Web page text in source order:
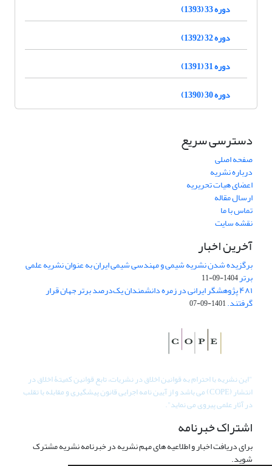
دوره 33 (1393)
دوره 32 (1392)
دوره 31 (1391)
دوره 30 (1390)
دسترسی سریع
صفحه اصلی
درباره نشریه
اعضای هیات تحریریه
ارسال مقاله
تماس با ما
نقشه سایت
آخرین اخبار
برگزیده شدن نشریه شیمی و مهندسی شیمی ایران به عنوان نشریه علمی
برتر1404-09-11
۴۸۱ پژوهشگر ایرانی در زمره دانشمندان یک‌درصد برتر جهان قرار
گرفتند.1401-09-07
"این نشریه با احترام به قوانین اخلاق در نشریات، تابع قوانین کمیتۀ اخلاق در
انتشار (COPE) می باشد و از آیین نامه اجرایی قانون پیشگیری و مقابله با تقلب
در آثار علمی پیروی می نماید".
اشتراک خبرنامه
برای دریافت اخبار و اطلاعیه های مهم نشریه در خبرنامه نشریه مشترک
شوید.